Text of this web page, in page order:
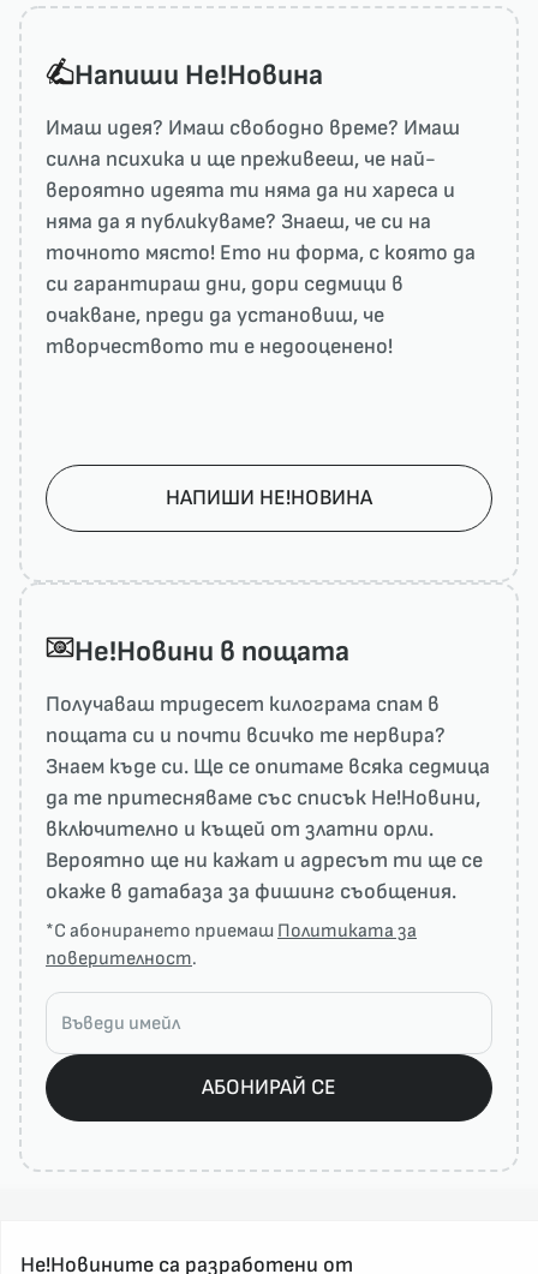
Напиши He!Новина
Имаш идея? Имаш свободно време? Имаш
силна психика и ще преживееш, че най-
вероятно идеята ти няма да ни харесa и
няма да я публикуваме? Знаеш, че си на
точното място! Ето ни форма, с която да
си гарантираш дни, дори седмици в
очакване, преди да установиш, че
творчеството ти е недооценено!
НАПИШИ НЕ!НОВИНА
He!Новини в пощата
Получаваш тридесет килограма спам в
пощата си и почти всичко те нервира?
Знаем къде си. Ще се опитаме всяка седмица
да те притесняваме със списък He!Новини,
включително и къщей от златни орли.
Вероятно ще ни кажат и адресът ти ще се
окаже в датабаза за фишинг съобщения.
*С абонирането приемаш Политиката за
поверителност.
АБОНИРАЙ СЕ
Не!Новините са разработени от